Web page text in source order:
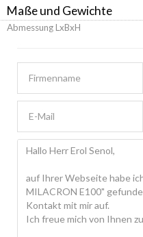
Maße und Gewichte
Abmessung LxBxH